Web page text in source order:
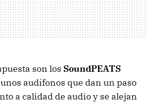
son los SoundPEATS
audífonos que dan un paso
a calidad de audio y se alejan